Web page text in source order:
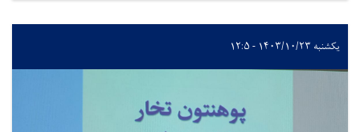
یکشنبه ۱۴۰۳/۱۰/۲۳ - ۱۲:۵